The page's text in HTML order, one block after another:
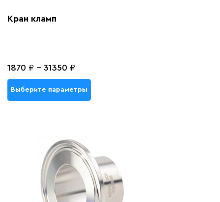
Кран кламп
1870 ₽ - 31350 ₽
Выберите параметры